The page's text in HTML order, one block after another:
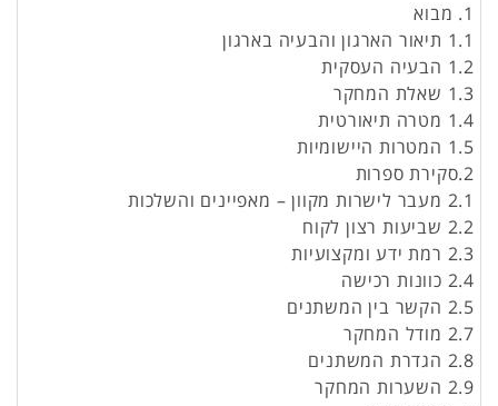
1. מבוא
1.1 תיאור הארגון והבעיה בארגון
1.2 הבעיה העסקית
1.3 שאלת המחקר
1.4 מטרה תיאורטית
1.5 המטרות היישומיות
2.סקירת ספרות
2.1 מעבר לישרות מקוון – מאפיינים והשלכות
2.2 שביעות רצון לקוח
2.3 רמת ידע ומקצועיות
2.4 כוונות רכישה
2.5 הקשר בין המשתנים
2.7 מודל המחקר
2.8 הגדרת המשתנים
2.9 השערות המחקר